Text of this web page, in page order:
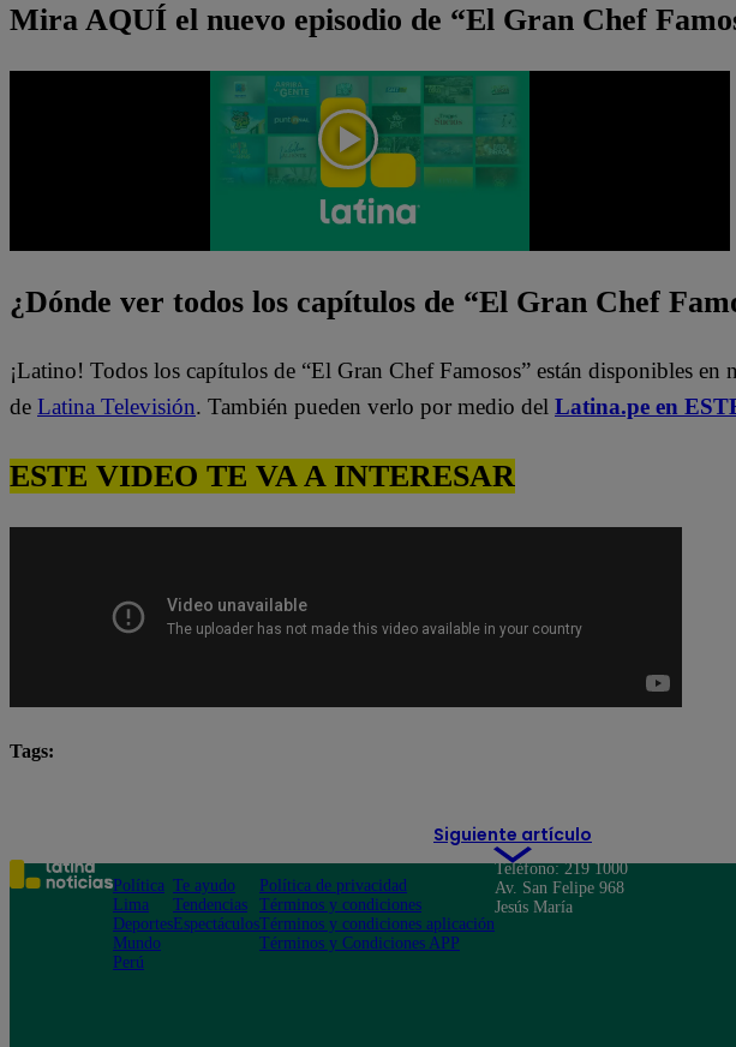
Mira AQUÍ el nuevo episodio de “El Gran Chef
¿Dónde ver todos los capítulos de “El Gran Chef
¡Latino! Todos los capítulos de “El Gran Chef Famosos” están disponibles en
de Latina Televisión. También pueden verlo por medio del Latina.pe en
ESTE VIDEO TE VA A INTERESAR
Tags:
Siguiente artículo
Política
Lima
Deportes
Mundo
Perú
Te ayudo
Tendencias
Espectáculos
Política de privacidad
Términos y condiciones
Términos y condiciones aplicación
Términos y Condiciones APP
Teléfono: 219 1000
Av. San Felipe 968
Jesús María